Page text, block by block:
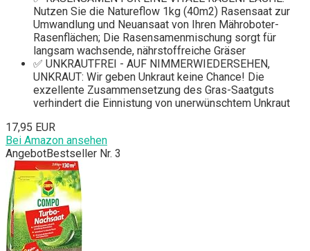
Nutzen Sie die Natureflow 1kg (40m2) Rasensaat zur
Umwandlung und Neuansaat von Ihren Mähroboter-
Rasenflächen; Die Rasensamenmischung sorgt für
langsam wachsende, nährstoffreiche Gräser
✅ UNKRAUTFREI - AUF NIMMERWIEDERSEHEN,
UNKRAUT: Wir geben Unkraut keine Chance! Die
exzellente Zusammensetzung des Gras-Saatguts
verhindert die Einnistung von unerwünschtem Unkraut
17,95 EUR
Bei Amazon ansehen
AngebotBestseller Nr. 3